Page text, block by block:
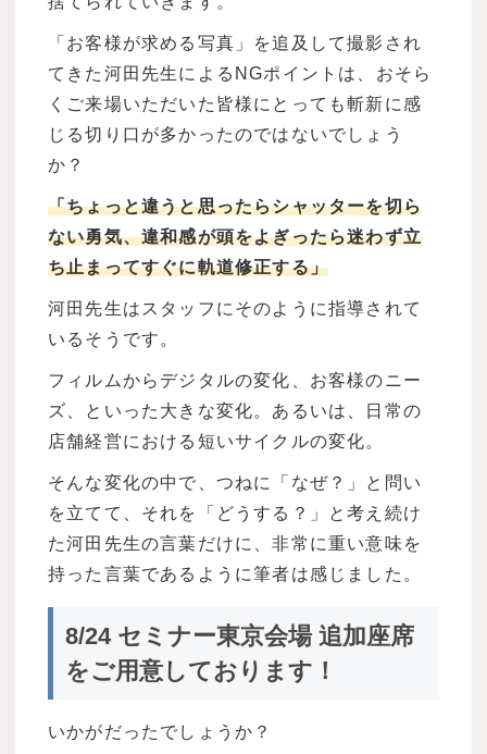
「お客様が求める写真」を追及して撮影され
てきた河田先生によるNGポイントは、おそら
くご来場いただいた皆様にとっても斬新に感
じる切り口が多かったのではないでしょう
か？
「ちょっと違うと思ったらシャッターを切ら
ない勇気、違和感が頭をよぎったら迷わず立
ち止まってすぐに軌道修正する」
河田先生はスタッフにそのように指導されて
いるそうです。
フィルムからデジタルの変化、お客様のニー
ズ、といった大きな変化。あるいは、日常の
店舗経営における短いサイクルの変化。
そんな変化の中で、つねに「なぜ？」と問い
を立てて、それを「どうする？」と考え続け
た河田先生の言葉だけに、非常に重い意味を
持った言葉であるように筆者は感じました。
8/24 セミナー東京会場 追加座席
をご用意しております！
いかがだったでしょうか？